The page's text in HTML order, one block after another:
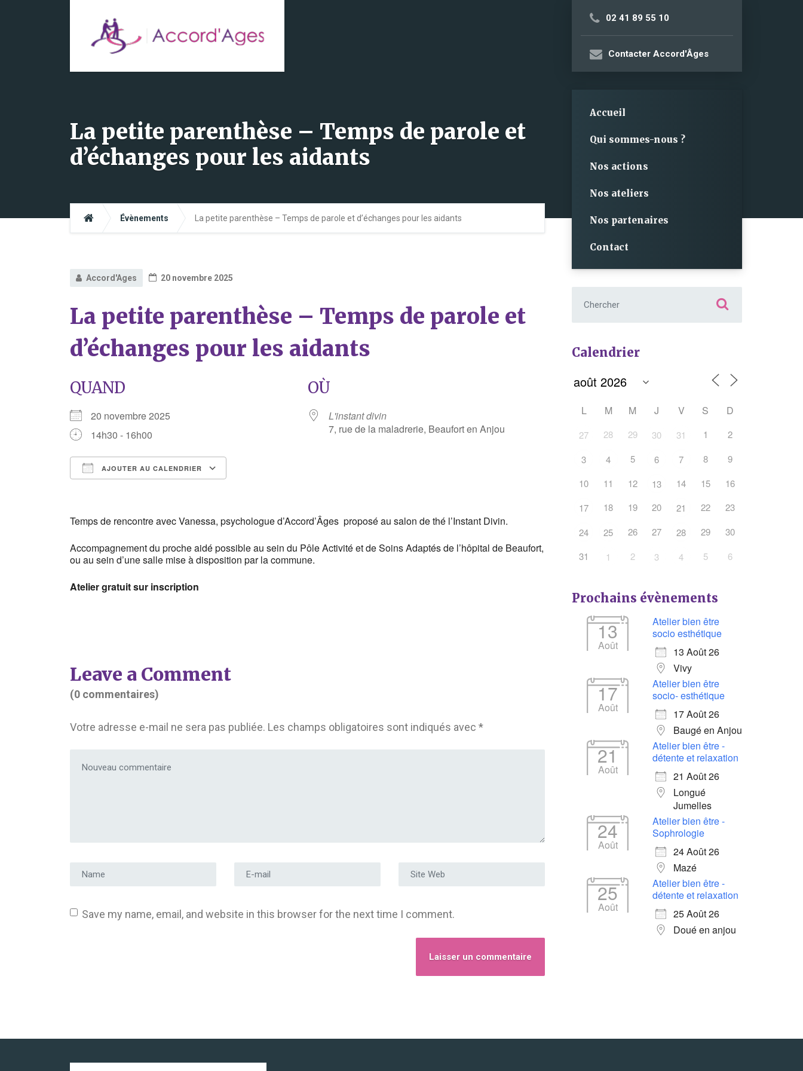
La petite parenthèse – Temps de parole et
d’échanges pour les aidants
Évènements La petite parenthèse – Temps de parole et d’échanges pour les aidants
Accord'Ages 20 novembre 2025
La petite parenthèse – Temps de parole et
d’échanges pour les aidants
QUAND
20 novembre 2025
14h30 - 16h00
AJOUTER AU CALENDRIER
Outlook Live
OÙ
L'instant divin
7, rue de la maladrerie, Beaufort en Anjou
Temps de rencontre avec Vanessa, psychologue d’Accord’Âges proposé au salon de thé l’Instant Divin.
Accompagnement du proche aidé possible au sein du Pôle Activité et de Soins Adaptés de l’hôpital de Beaufort,
ou au sein d’une salle mise à disposition par la commune.
Atelier gratuit sur inscription
Leave a Comment
(0 commentaires)
Votre adresse e-mail ne sera pas publiée. Les champs obligatoires sont indiqués avec *
Prénom et nom Adresse e-mail Site Web
Save my name, email, and website in this browser for the next time I comment.
02 41 89 55 10
Contacter Accord'Âges
Accueil
Qui sommes-nous ?
Nos actions
Nos ateliers
Nos partenaires
Contact
Calendrier
L M M J V S D
27 28 29 30 31 1
2
3
4 5 6 7 8
9
10
11 12 13 14 15
16
17
18 19 20 21 22
23
24
25 26 27 28 29
30
31
1 2 3 4 5 6
Prochains évènements
13
Août
Atelier bien être
socio esthétique
13 Août 26
Vivy
17
Août
Atelier bien être
socio- esthétique
17 Août 26
Baugé en Anjou
21
Août
Atelier bien être -
détente et relaxation
21 Août 26
Longué
Jumelles
24
Août
Atelier bien être -
Sophrologie
24 Août 26
Mazé
25
Août
Atelier bien être -
détente et relaxation
25 Août 26
Doué en anjou